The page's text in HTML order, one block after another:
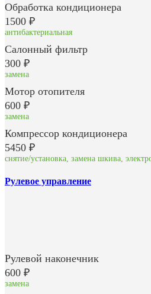
Обработка кондиционера
1500 ₽
антибактериальная
Салонный фильтр
300 ₽
замена
Мотор отопителя
600 ₽
замена
Компрессор кондиционера
5450 ₽
снятие/установка, замена шкива,
Рулевое управление
Рулевой наконечник
600 ₽
замена